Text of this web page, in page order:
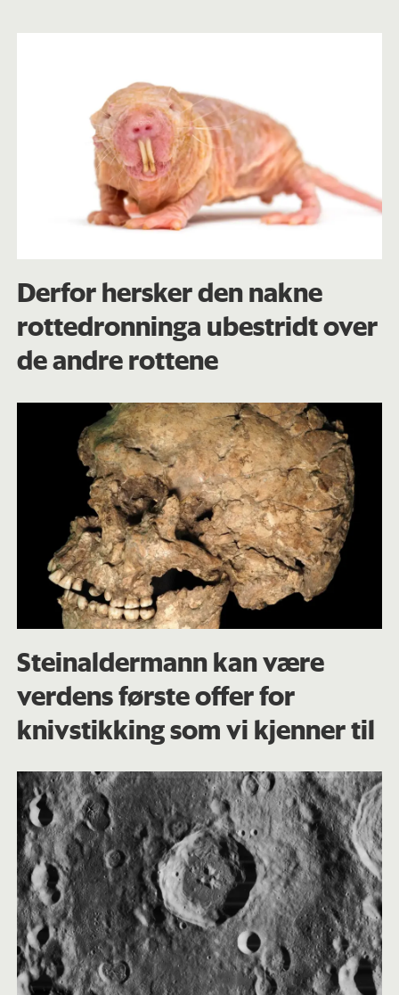
Derfor hersker den nakne
rottedronninga ubestridt over
de andre rottene
Steinaldermann kan være
verdens første offer for
knivstikking som vi kjenner til